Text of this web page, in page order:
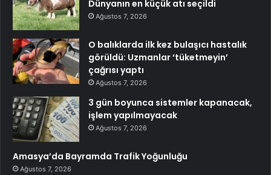
Dünyanın en küçük atı seçildi
Ağustos 7, 2026
O balıklarda ilk kez bulaşıcı hastalık
görüldü: Uzmanlar ‘tüketmeyin’
çağrısı yaptı
Ağustos 7, 2026
3 gün boyunca sistemler kapanacak,
işlem yapılmayacak
Ağustos 7, 2026
Amasya’da Bayramda Trafik Yoğunluğu
Ağustos 7, 2026